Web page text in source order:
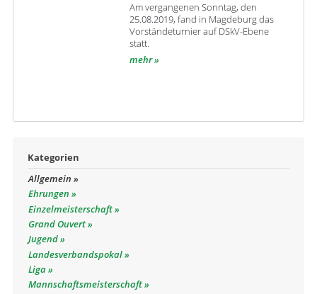
Am vergangenen Sonntag, den
25.08.2019, fand in Magdeburg das
Vorständeturnier auf DSkV-Ebene
statt.
mehr
Kategorien
Allgemein
Ehrungen
Einzelmeisterschaft
Grand Ouvert
Jugend
Landesverbandspokal
Liga
Mannschaftsmeisterschaft